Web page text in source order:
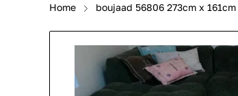
Persian rugs
Rose kilim rugs
Home boujaad 56806 273cm x 161cm